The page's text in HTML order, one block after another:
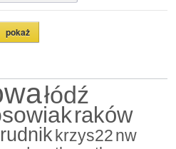
łódź
raków
krzys22nw